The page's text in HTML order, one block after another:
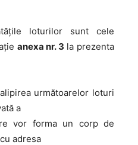
loturilor sunt cele
anexa nr. 3 la prezenta
următoarelor loturi
a
vor forma un corp de
adresa